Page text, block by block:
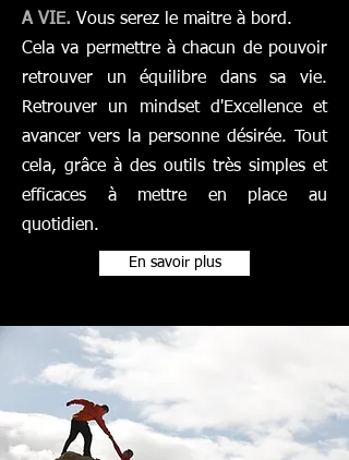
A VIE. Vous serez le maitre à bord.
Cela va permettre à chacun de pouvoir
retrouver un équilibre dans sa vie.
Retrouver un mindset d'Excellence et
avancer vers la personne désirée. Tout
cela, grâce à des outils très simples et
efficaces à mettre en place au
quotidien.
En savoir plus